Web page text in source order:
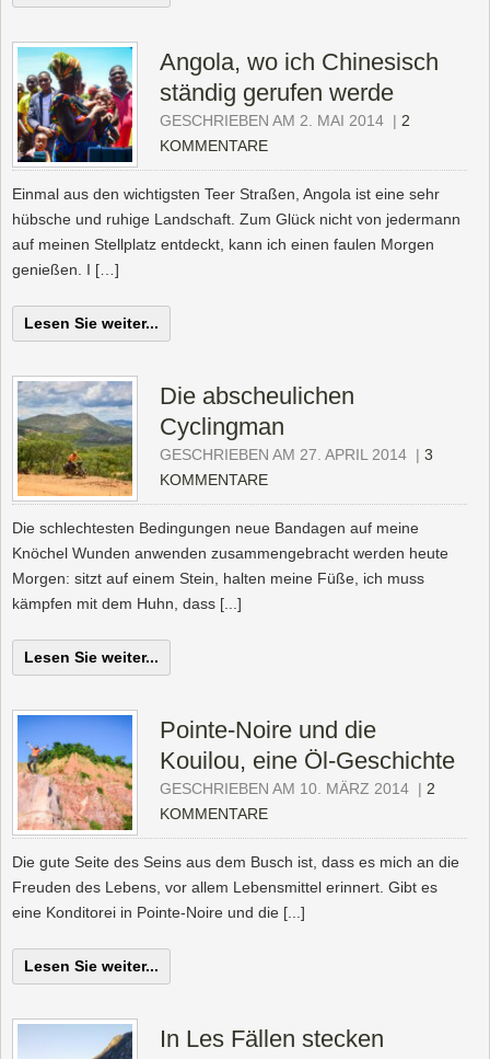
Angola, wo ich Chinesisch
ständig gerufen werde
GESCHRIEBEN AM 2. MAI 2014 | 2
KOMMENTARE
Einmal aus den wichtigsten Teer Straßen, Angola ist eine sehr
hübsche und ruhige Landschaft. Zum Glück nicht von jedermann
auf meinen Stellplatz entdeckt, kann ich einen faulen Morgen
genießen. I […]
Lesen Sie weiter...
Die abscheulichen
Cyclingman
GESCHRIEBEN AM 27. APRIL 2014 | 3
KOMMENTARE
Die schlechtesten Bedingungen neue Bandagen auf meine
Knöchel Wunden anwenden zusammengebracht werden heute
Morgen: sitzt auf einem Stein, halten meine Füße, ich muss
kämpfen mit dem Huhn, dass [...]
Lesen Sie weiter...
Pointe-Noire und die
Kouilou, eine Öl-Geschichte
GESCHRIEBEN AM 10. MÄRZ 2014 | 2
KOMMENTARE
Die gute Seite des Seins aus dem Busch ist, dass es mich an die
Freuden des Lebens, vor allem Lebensmittel erinnert. Gibt es
eine Konditorei in Pointe-Noire und die [...]
Lesen Sie weiter...
In Les Fällen stecken